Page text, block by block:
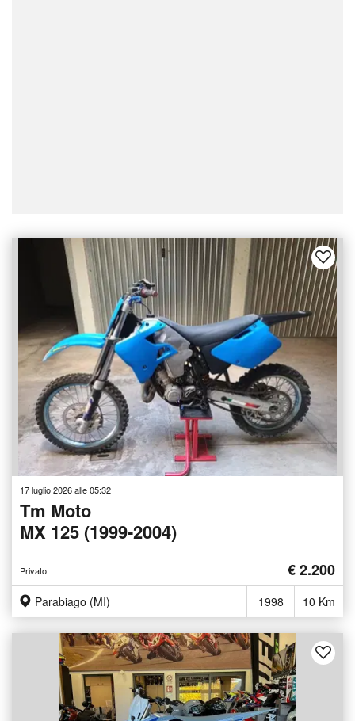
17 luglio 2026 alle 05:32
Tm Moto
MX 125 (1999-2004)
Privato € 2.200
Parabiago (MI) 1998 10 Km